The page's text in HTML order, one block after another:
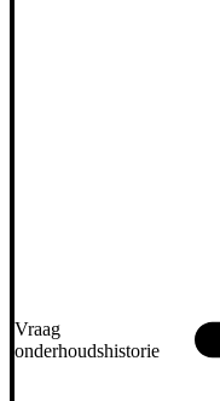
Vraag
onderhoudshistorie